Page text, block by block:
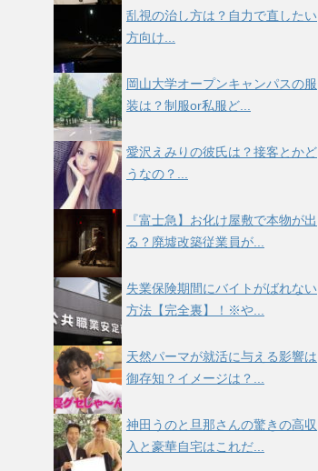
乱視の治し方は？自力で直したい
方向け...
岡山大学オープンキャンパスの服
装は？制服or私服ど...
愛沢えみりの彼氏は？接客とかど
うなの？...
『富士急】お化け屋敷で本物が出
る？廃墟改築従業員が...
失業保険期間にバイトがばれない
方法【完全裏】！※や...
天然パーマが就活に与える影響は
御存知？イメージは？...
神田うのと旦那さんの驚きの高収
入と豪華自宅はこれだ...